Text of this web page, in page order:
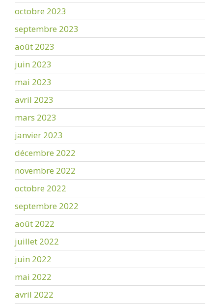
octobre 2023
septembre 2023
août 2023
juin 2023
mai 2023
avril 2023
mars 2023
janvier 2023
décembre 2022
novembre 2022
octobre 2022
septembre 2022
août 2022
juillet 2022
juin 2022
mai 2022
avril 2022